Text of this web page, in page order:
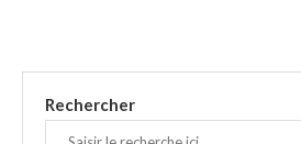
Rechercher